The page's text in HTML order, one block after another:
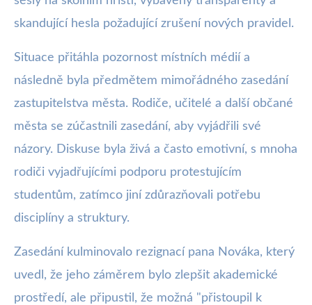
skandující hesla požadující zrušení nových pravidel.
Situace přitáhla pozornost místních médií a
následně byla předmětem mimořádného zasedání
zastupitelstva města. Rodiče, učitelé a další občané
města se zúčastnili zasedání, aby vyjádřili své
názory. Diskuse byla živá a často emotivní, s mnoha
rodiči vyjadřujícími podporu protestujícím
studentům, zatímco jiní zdůrazňovali potřebu
disciplíny a struktury.
Zasedání kulminovalo rezignací pana Nováka, který
uvedl, že jeho záměrem bylo zlepšit akademické
prostředí, ale připustil, že možná "přistoupil k